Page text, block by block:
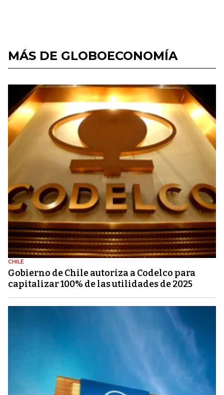
MÁS DE GLOBOECONOMÍA
CHILE
Gobierno de Chile autoriza a Codelco para
capitalizar 100% de las utilidades de 2025